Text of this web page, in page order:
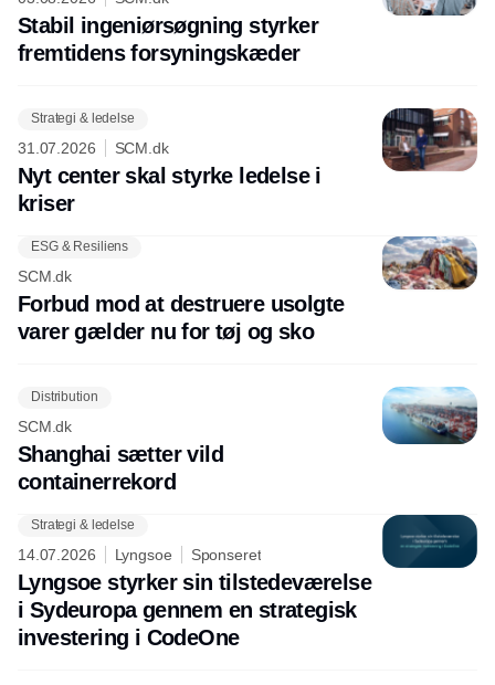
Stabil ingeniørsøgning styrker
fremtidens forsyningskæder
Strategi & ledelse
31.07.2026 SCM.dk
Nyt center skal styrke ledelse i
kriser
ESG & Resiliens
SCM.dk
Forbud mod at destruere usolgte
varer gælder nu for tøj og sko
Distribution
SCM.dk
Shanghai sætter vild
containerrekord
Strategi & ledelse
14.07.2026 Lyngsoe Sponseret
Lyngsoe styrker sin tilstedeværelse
i Sydeuropa gennem en strategisk
investering i CodeOne